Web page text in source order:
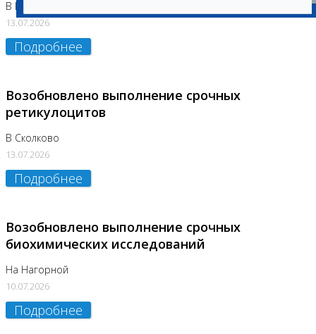
В Бутово
13.07.2026
Подробнее
Возобновлено выполнение срочных
ретикулоцитов
В Сколково
13.07.2026
Подробнее
Возобновлено выполнение срочных
биохимических исследований
На Нагорной
10.07.2026
Подробнее